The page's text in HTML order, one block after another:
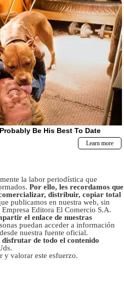
la labor periodística que
Por ello, les recordamos que
distribuir, copiar total
publicamos en nuestra web, sin
Editora El Comercio S.A.
el enlace de nuestras
puedan acceder a información
nuestra fuente oficial.
de todo el contenido
y valorar este esfuerzo.